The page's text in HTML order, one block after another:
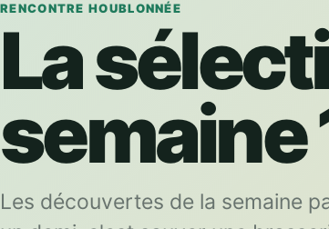
RENCONTRE HOUBLONNÉE
La
semaine
Les découvertes de la semaine